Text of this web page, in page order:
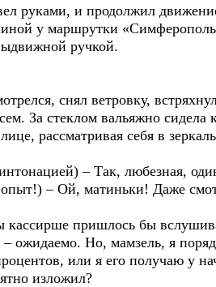
руками, и продолжил
у маршрутки
ручкой.
снял ветровку,
За стеклом вальяжно сидела
рассматривая себя в
– Так, любезная,
– Ой, матиньки! Даже
кассирше пришлось бы
ожидаемо. Но, мамзель, я
или я его получаю у
изложил?